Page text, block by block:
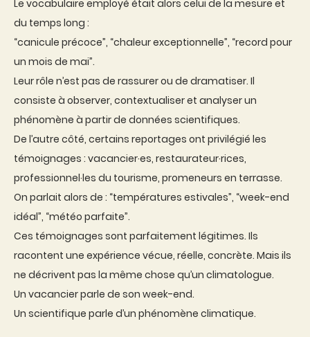
Le vocabulaire employé était alors celui de la mesure et
du temps long :
“canicule précoce”, “chaleur exceptionnelle”, “record pour
un mois de mai”.
Leur rôle n’est pas de rassurer ou de dramatiser. Il
consiste à observer, contextualiser et analyser un
phénomène à partir de données scientifiques.
De l’autre côté, certains reportages ont privilégié les
témoignages : vacancier·es, restaurateur·rices,
professionnel·les du tourisme, promeneurs en terrasse.
On parlait alors de : “températures estivales”, “week-end
idéal”, “météo parfaite”.
Ces témoignages sont parfaitement légitimes. Ils
racontent une expérience vécue, réelle, concrète. Mais ils
ne décrivent pas la même chose qu’un climatologue.
Un vacancier parle de son week-end.
Un scientifique parle d’un phénomène climatique.